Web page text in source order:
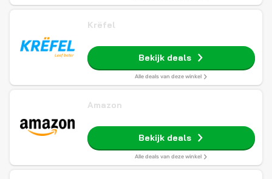
Krëfel
Bekijk deals
Alle deals van deze winkel
Amazon
Bekijk deals
Alle deals van deze winkel